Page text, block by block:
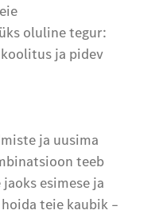
oluline tegur:
ja pidev
ja uusima
teeb
esimese ja
teie kaubik –